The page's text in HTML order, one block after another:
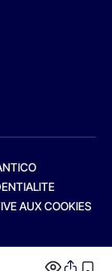
AUX COOKIES